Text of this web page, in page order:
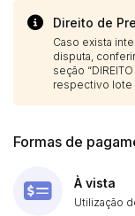
Direito de
Caso exista
disputa,
seção
respectivo lote
Formas de
À vista
Utilização